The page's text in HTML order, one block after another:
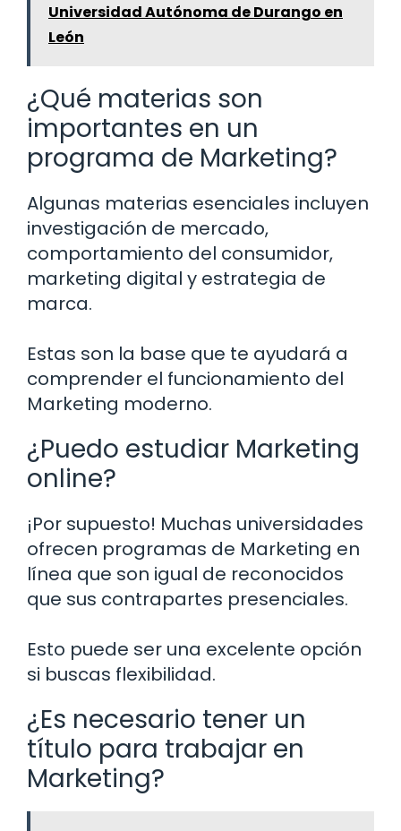
Universidad Autónoma de Durango en
León
¿Qué materias son
importantes en un
programa de Marketing?
Algunas materias esenciales incluyen
investigación de mercado,
comportamiento del consumidor,
marketing digital y estrategia de
marca.
Estas son la base que te ayudará a
comprender el funcionamiento del
Marketing moderno.
¿Puedo estudiar Marketing
online?
¡Por supuesto! Muchas universidades
ofrecen programas de Marketing en
línea que son igual de reconocidos
que sus contrapartes presenciales.
Esto puede ser una excelente opción
si buscas flexibilidad.
¿Es necesario tener un
título para trabajar en
Marketing?